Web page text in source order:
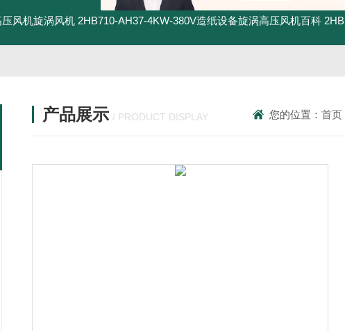
风机旋涡风机 2HB710-AH37-4KW-380V造纸设备旋涡高压风机百科 2HB820-HH27-7.5KW-380V强力吸尘高压风机旋涡风机
产品展示 / PRODUCT DISPLAY 您的位置：首页